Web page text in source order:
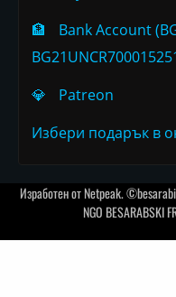
🏦
Bank Account
💎
Patreon
Избери подарък в
Изработен отNetpeak.
NGO BESARABSKI